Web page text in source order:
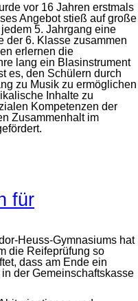
vor 16 Jahren erstmals
Angebot stieß auf große
5. Jahrgang eine
der 6. Klasse zusammen
erlernen die
lang ein Blasinstrument
es, den Schülern durch
zu Musik zu ermöglichen
Inhalte zu
Kompetenzen der
Zusammenhalt im
für
Heuss-Gymnasiums hat
die Reifeprüfung so
dass am Ende ein
der Gemeinschaftskasse